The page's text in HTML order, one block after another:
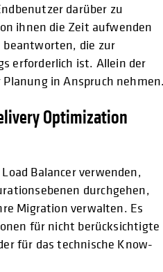
darüber zu
ihnen die Zeit aufwenden
beantworten, die zur
erforderlich ist. Allein der
in Anspruch
Optimization
Balancer verwenden,
durchgehen,
Migration verwalten. Es
für nicht berücksichtigte
für das technische Know-